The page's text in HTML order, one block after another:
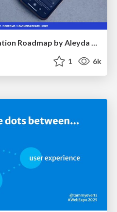
The AI Search Optimization Roadmap by Aleyda Solis
1 6k